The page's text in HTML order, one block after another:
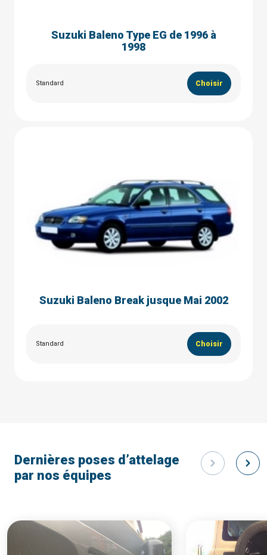
Suzuki Baleno Type EG de 1996 à
1998
Standard Choisir
Suzuki Baleno Break jusque Mai 2002
Standard Choisir
Dernières poses d’attelage
par nos équipes